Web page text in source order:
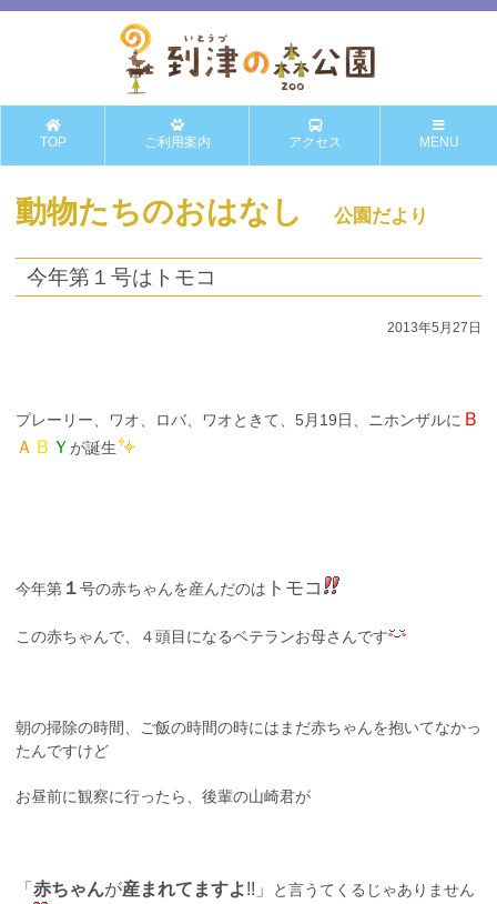
TOP ご利用案内 アクセス MENU
動物たちのおはなし 公園だより
今年第１号はトモコ
2013年5月27日
プレーリー、ワオ、ロバ、ワオときて、5月19日、ニホンザルに Ｂ
Ａ Ｂ Ｙ が誕生
今年第 １号の赤ちゃんを産んだのは トモコ
この赤ちゃんで、４頭目になるベテランお母さんです
朝の掃除の時間、ご飯の時間の時にはまだ赤ちゃんを抱いてなかっ
たんですけど
お昼前に観察に行ったら、後輩の山崎君が
「 赤ちゃんが産まれて ますよ !!」
と言うてくるじゃありません